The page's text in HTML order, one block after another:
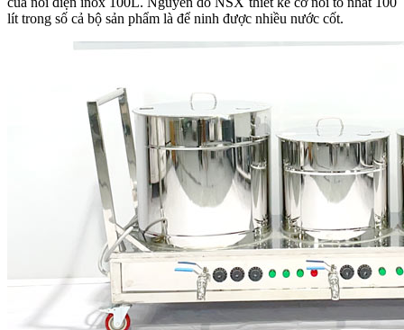
lít trong số cả bộ sản phẩm là để ninh được nhiều nước cốt.